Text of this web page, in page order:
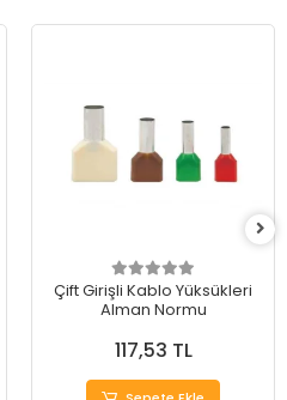
Çift Girişli Kablo Yüksükleri
Alman Normu
117,53 TL